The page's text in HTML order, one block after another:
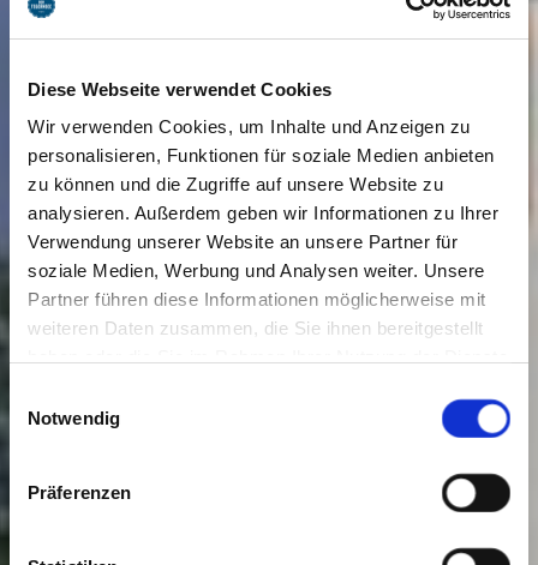
Diese Webseite verwendet Cookies
Wir verwenden Cookies, um Inhalte und Anzeigen zu
personalisieren, Funktionen für soziale Medien anbieten
zu können und die Zugriffe auf unsere Website zu
analysieren. Außerdem geben wir Informationen zu Ihrer
Verwendung unserer Website an unsere Partner für
soziale Medien, Werbung und Analysen weiter. Unsere
Partner führen diese Informationen möglicherweise mit
weiteren Daten zusammen, die Sie ihnen bereitgestellt
Cookies, wenn Sie unsere Webseite weiterhin nutzen.
Notwendig
Präferenzen